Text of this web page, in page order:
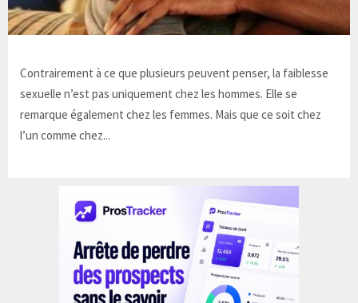
Contrairement à ce que plusieurs peuvent penser, la faiblesse
sexuelle n’est pas uniquement chez les hommes. Elle se
remarque également chez les femmes. Mais que ce soit chez
l’un comme chez...